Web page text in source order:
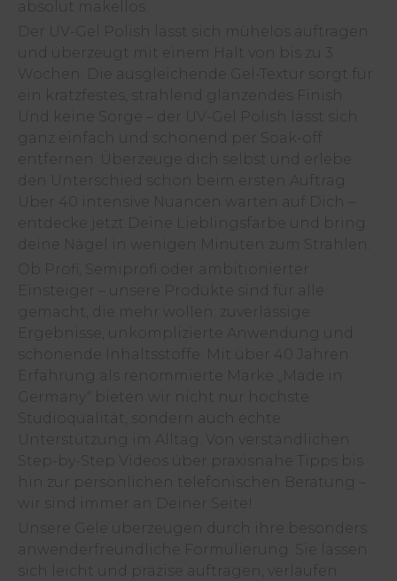
absolut makellos.
Der UV-Gel Polish lässt sich mühelos auftragen
und überzeugt mit einem Halt von bis zu 3
Wochen. Die ausgleichende Gel-Textur sorgt für
ein kratzfestes, strahlend glänzendes Finish.
Und keine Sorge – der UV-Gel Polish lässt sich
ganz einfach und schonend per Soak-off
entfernen. Überzeuge dich selbst und erlebe
den Unterschied schon beim ersten Auftrag.
Über 40 intensive Nuancen warten auf Dich –
entdecke jetzt Deine Lieblingsfarbe und bring
deine Nägel in wenigen Minuten zum Strahlen.
Ob Profi, Semiprofi oder ambitionierter
Einsteiger – unsere Produkte sind für alle
gemacht, die mehr wollen: zuverlässige
Ergebnisse, unkomplizierte Anwendung und
schonende Inhaltsstoffe. Mit über 40 Jahren
Erfahrung als renommierte Marke „Made in
Germany“ bieten wir nicht nur höchste
Studioqualität, sondern auch echte
Unterstützung im Alltag. Von verständlichen
Step-by-Step Videos über praxisnahe Tipps bis
hin zur persönlichen telefonischen Beratung –
wir sind immer an Deiner Seite!
Unsere Gele überzeugen durch ihre besonders
anwenderfreundliche Formulierung: Sie lassen
sich leicht und präzise auftragen, verlaufen